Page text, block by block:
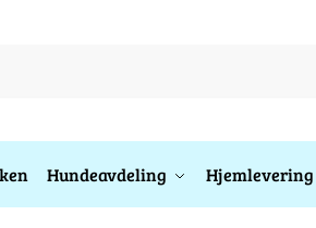
Hundeavdeling Hjemlevering